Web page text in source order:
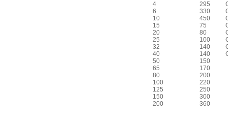
4
295
6
330
10
450
15
75
20
80
25
100
32
140
40
140
50
150
65
170
80
200
100
220
125
250
150
300
200
360